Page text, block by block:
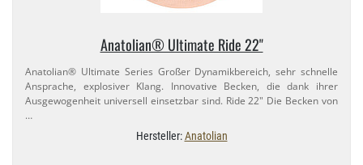
Anatolian® Ultimate Ride 22"
Anatolian® Ultimate Series Großer Dynamikbereich, sehr schnelle
Ansprache, explosiver Klang. Innovative Becken, die dank ihrer
Ausgewogenheit universell einsetzbar sind. Ride 22" Die Becken von
…
Hersteller:Anatolian